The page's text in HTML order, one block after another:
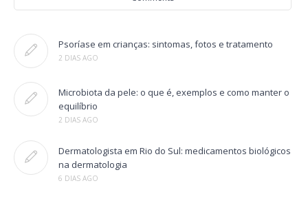
Psoríase em crianças: sintomas, fotos e tratamento
2 DIAS AGO
Microbiota da pele: o que é, exemplos e como manter o
equilíbrio
2 DIAS AGO
Dermatologista em Rio do Sul: medicamentos biológicos
na dermatologia
6 DIAS AGO